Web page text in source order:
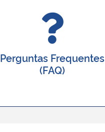
Perguntas Frequentes
(FAQ)